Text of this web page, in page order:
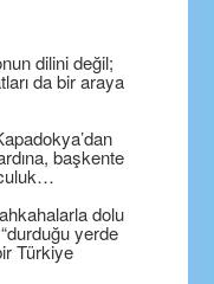
dilini değil;
da bir araya
başkente
dolu
yerde
Türkiye